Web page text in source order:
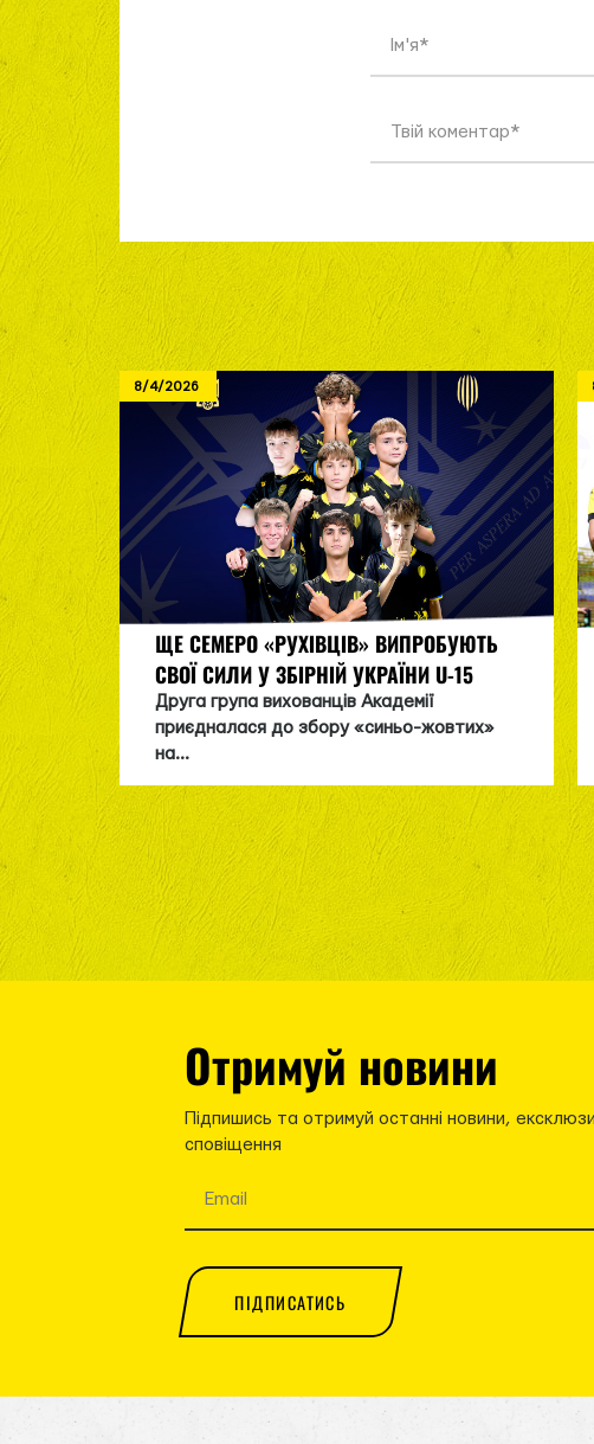
8/4/2026
ЩЕ СЕМЕРО «РУХІВЦІВ» ВИПРОБУЮТЬ
СВОЇ СИЛИ У ЗБІРНІЙ УКРАЇНИ U-15
Друга група вихованців Академії
приєдналася до збору «синьо-жовтих»
на...
Отримуй новини
Підпишись та отримуй останні новини,
сповіщення
ПІДПИСАТИСЬ